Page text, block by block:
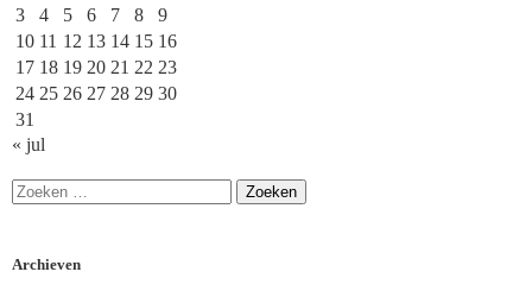
3
4 5 6 7 8
9
10 11 12 13 14 15 16
17 18 19 20 21 22 23
24 25 26 27 28 29 30
31
« jul
Archieven